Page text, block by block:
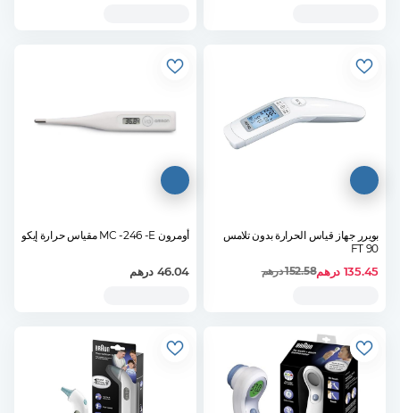
بويرر جهاز قياس الحرارة بدون تلامس
FT 90
135.45 درهم152.58درهم
أومرون MC -246 -E مقياس حرارة إيكو
46.04 درهم